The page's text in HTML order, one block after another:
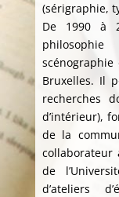
(sérigraphie,
De 1990 à
Bruxelles. Il
recherches
d’intérieur),
de la
collaborateur
de
d’ateliers